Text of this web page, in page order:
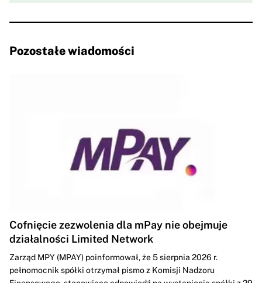
Pozostałe wiadomości
Cofnięcie zezwolenia dla mPay nie obejmuje
działalności Limited Network
Zarząd MPY (MPAY) poinformował, że 5 sierpnia 2026 r.
pełnomocnik spółki otrzymał pismo z Komisji Nadzoru